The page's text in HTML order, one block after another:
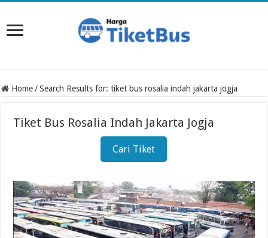
Home / Search Results for: tiket bus rosalia indah jakarta jogja
Tiket Bus Rosalia Indah Jakarta Jogja
Cari Tiket